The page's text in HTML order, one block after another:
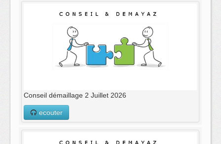
‌Conseil démaillage 2 Juillet 2026
ecouter